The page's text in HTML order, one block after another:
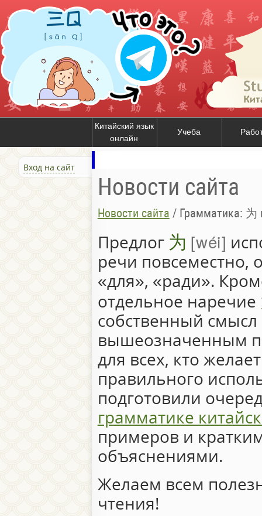
Китайский язык
онлайн
Учеба
Вход на сайт
Новости сайта
Новости сайта / Грамматика: 为
Предлог 为 wéi
речи повсеместно,
«для», «ради».
отдельное наречие
собственный
вышеозначенным
для всех, кто
правильного
подготовили
грамматике
примеров и
объяснениями.
Желаем всем
чтения!